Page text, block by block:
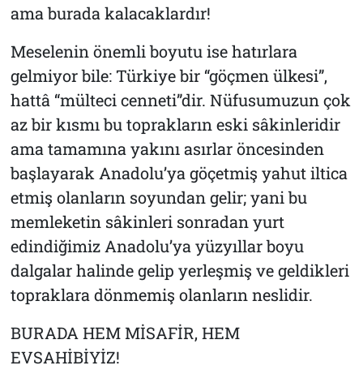
ama burada kalacaklardır!
Meselenin önemli boyutu ise hatırlara
gelmiyor bile: Türkiye bir “göçmen ülkesi”,
hattâ “mülteci cenneti”dir. Nüfusumuzun çok
az bir kısmı bu toprakların eski sâkinleridir
ama tamamına yakını asırlar öncesinden
başlayarak Anadolu’ya göçetmiş yahut iltica
etmiş olanların soyundan gelir; yani bu
memleketin sâkinleri sonradan yurt
edindiğimiz Anadolu’ya yüzyıllar boyu
dalgalar halinde gelip yerleşmiş ve geldikleri
topraklara dönmemiş olanların neslidir.
BURADA HEM MİSAFİR, HEM
EVSAHİBİYİZ!